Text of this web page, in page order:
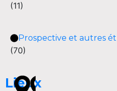
(11)
Prospective et autres
(70)
Lieux